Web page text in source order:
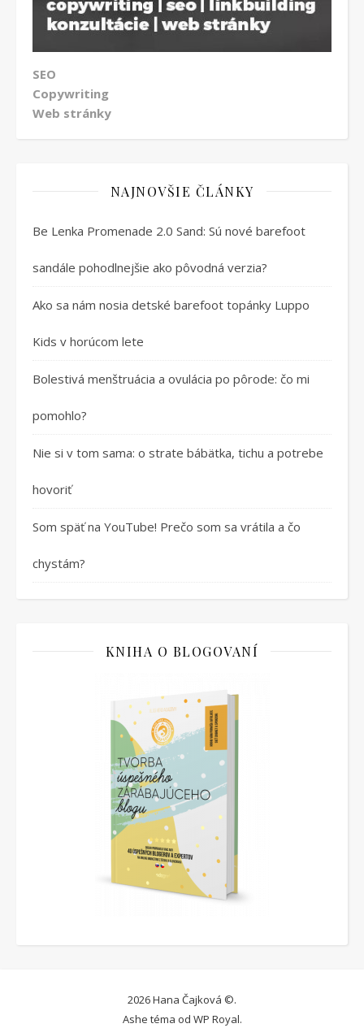
SEO
Copywriting
Web stránky
NAJNOVŠIE ČLÁNKY
Be Lenka Promenade 2.0 Sand: Sú nové barefoot
sandále pohodlnejšie ako pôvodná verzia?
Ako sa nám nosia detské barefoot topánky Luppo
Kids v horúcom lete
Bolestivá menštruácia a ovulácia po pôrode: čo mi
pomohlo?
Nie si v tom sama: o strate bábätka, tichu a potrebe
hovoriť
Som späť na YouTube! Prečo som sa vrátila a čo
chystám?
KNIHA O BLOGOVANÍ
2026 Hana Čajková ©.
Ashe téma od WP Royal.